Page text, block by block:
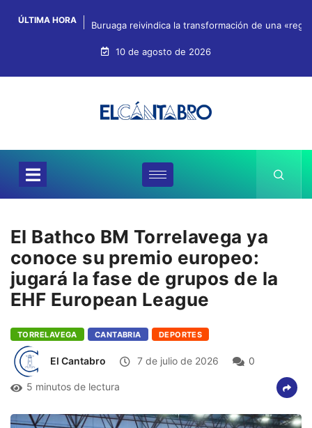
ÚLTIMA HORA Buruaga reivindica la transformación de una
10 de agosto de 2026
El Bathco BM Torrelavega ya
conoce su premio europeo:
jugará la fase de grupos de la
EHF European League
TORRELAVEGA CANTABRIA DEPORTES
El Cantabro 7 de julio de 2026 0
5 minutos de lectura